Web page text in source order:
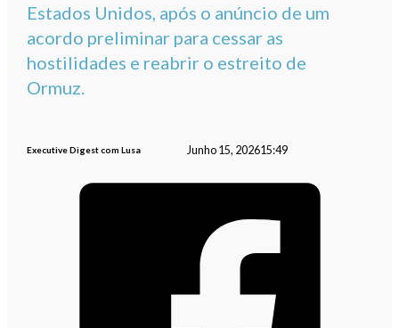
Estados Unidos, após o anúncio de um
acordo preliminar para cessar as
hostilidades e reabrir o estreito de
Ormuz.
Executive Digest com Lusa Junho 15, 202615:49